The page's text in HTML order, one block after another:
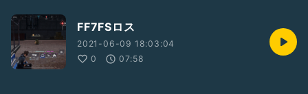
FF7FSロス
2021-06-09 18:03:04
0
07:58